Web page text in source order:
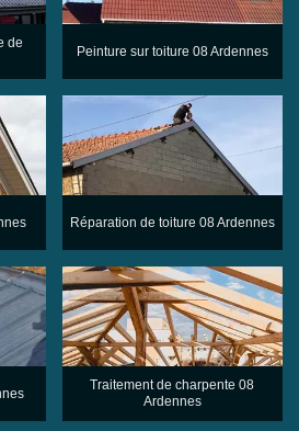
de
Peinture sur toiture 08 Ardennes
Réparation de toiture 08 Ardennes
Traitement de charpente 08
Ardennes